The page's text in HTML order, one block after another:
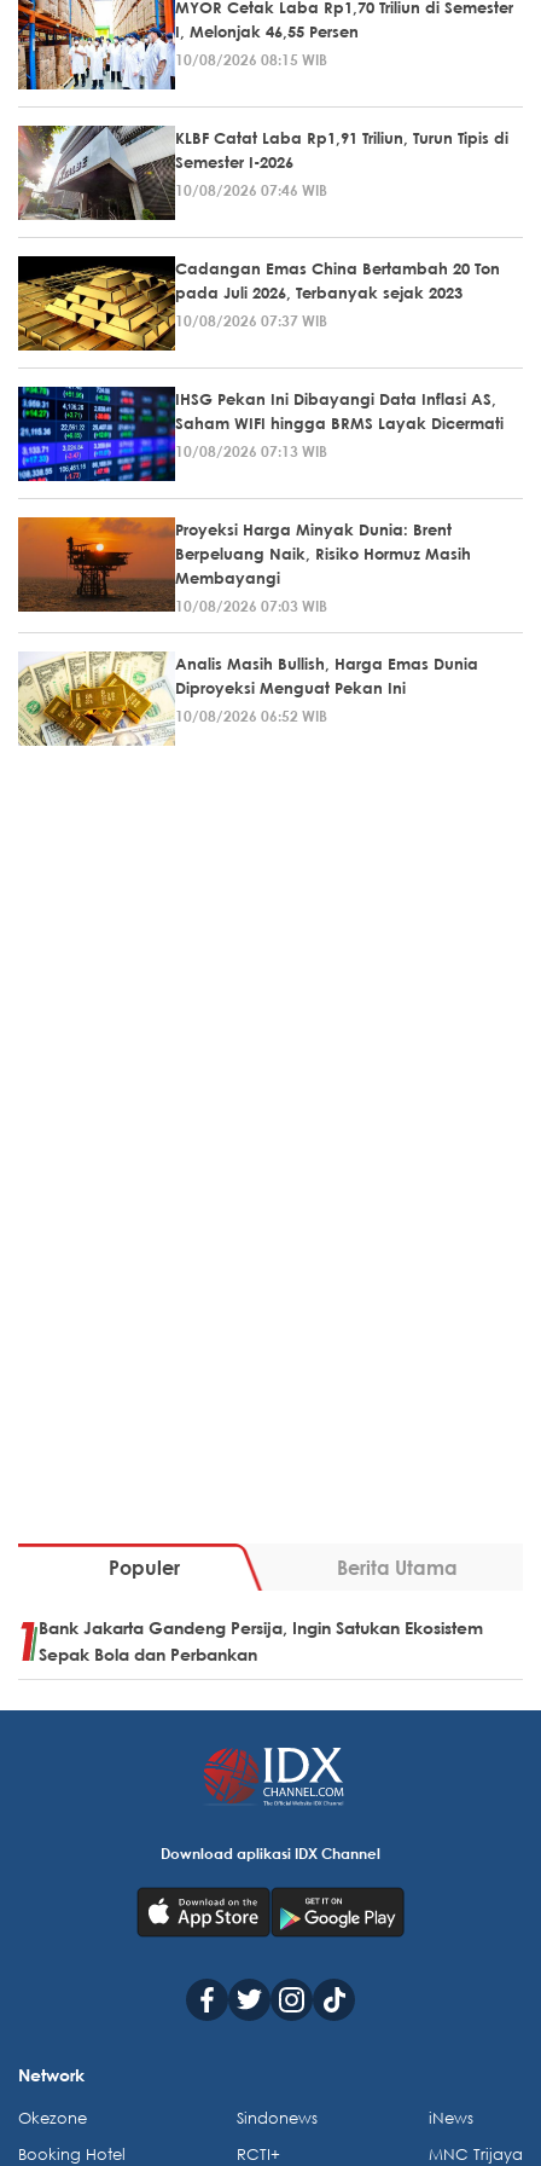
MYOR Cetak Laba Rp1,70 Triliun di Semester
I, Melonjak 46,55 Persen
10/08/2026 08:15 WIB
KLBF Catat Laba Rp1,91 Triliun, Turun Tipis di
Semester I-2026
10/08/2026 07:46 WIB
Cadangan Emas China Bertambah 20 Ton
pada Juli 2026, Terbanyak sejak 2023
10/08/2026 07:37 WIB
IHSG Pekan Ini Dibayangi Data Inflasi AS,
Saham WIFI hingga BRMS Layak Dicermati
10/08/2026 07:13 WIB
Proyeksi Harga Minyak Dunia: Brent
Berpeluang Naik, Risiko Hormuz Masih
Membayangi
10/08/2026 07:03 WIB
Analis Masih Bullish, Harga Emas Dunia
Diproyeksi Menguat Pekan Ini
10/08/2026 06:52 WIB
Populer Berita Utama
Bank Jakarta Gandeng Persija, Ingin Satukan Ekosistem
Sepak Bola dan Perbankan
Download aplikasi IDX Channel
Network
Okezone
Booking Hotel
Sindonews
RCTI+
iNews
MNC Trijaya